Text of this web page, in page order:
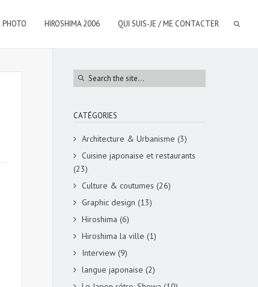
PHOTO HIROSHIMA 2006 QUI SUIS-JE / ME CONTACTER
CATÉGORIES
Architecture & Urbanisme (3)
Cuisine japonaise et restaurants
(23)
Culture & coutumes (26)
Graphic design (13)
Hiroshima (6)
Hiroshima la ville (1)
Interview (9)
langue japonaise (2)